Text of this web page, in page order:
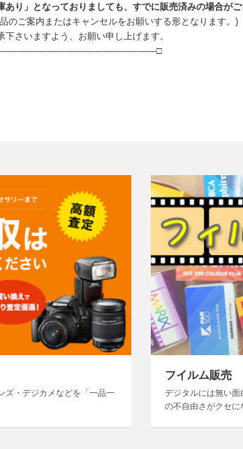
あり」となっておりましても、すでに販売済みの場合がご
のご案内またはキャンセルをお願いする形となります。)
下さいますよう、お願い申し上げます。
□
ズ・デジカメなどを「一品一
フイルム販売
デジタルには無い面
の不自由さがクセに